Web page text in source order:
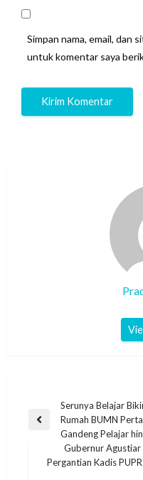
Simpan nama, email, dan
untuk komentar saya
Serunya Belajar
Rumah BUMN
Gandeng Pelajar
Gubernur Agustiar
Pergantian Kadis